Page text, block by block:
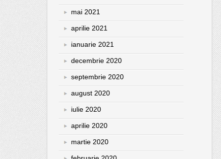
mai 2021
aprilie 2021
ianuarie 2021
decembrie 2020
septembrie 2020
august 2020
iulie 2020
aprilie 2020
martie 2020